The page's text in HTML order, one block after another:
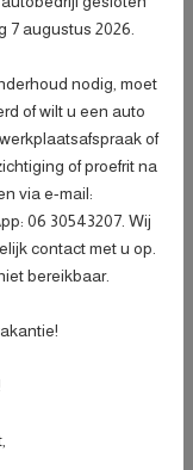
€ 499,-
7 augustus 2026.
nodig, moet
of wilt u een auto
of
of proefrit na
via e-mail:
06 30543207. Wij
contact met u op.
bereikbaar.